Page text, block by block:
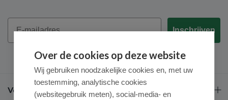
Email
Inschrijven
Veel gestelde vragen
Over de cookies op deze website
Wij gebruiken noodzakelijke cookies en, met uw
toestemming, analytische cookies
(websitegebruik meten), social-media- en